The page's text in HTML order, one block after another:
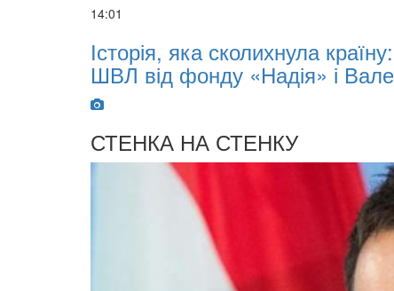
10-місячний Марк отримав апарат
Дубіля
СТЕНКА НА СТЕНКУ